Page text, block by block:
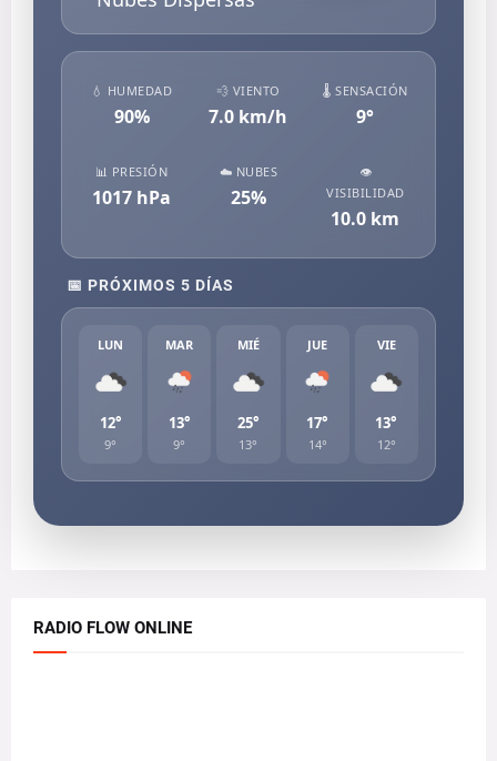
💧 HUMEDAD
90%
💨 VIENTO
7.0 km/h
🌡️ SENSACIÓN
9°
📊 PRESIÓN
1017 hPa
☁️ NUBES
25%
👁️
VISIBILIDAD
10.0 km
📅 PRÓXIMOS 5 DÍAS
LUN
12°
9°
MAR
13°
9°
MIÉ
25°
13°
JUE
17°
14°
VIE
13°
12°
RADIO FLOW ONLINE